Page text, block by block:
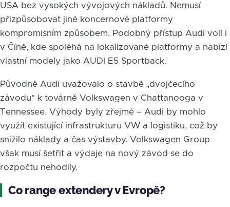
USA bez vysokých vývojových nákladů. Nemusí
přizpůsobovat jiné koncernové platformy
kompromisním způsobem. Podobný přístup Audi volí i
v Číně, kde spoléhá na lokalizované platformy a nabízí
vlastní modely jako AUDI E5 Sportback.
Původně Audi uvažovalo o stavbě „dvojčecího
závodu" k továrně Volkswagen v Chattanooga v
Tennessee. Výhody byly zřejmé – Audi by mohlo
využít existující infrastrukturu VW a logistiku, což by
snížilo náklady a čas výstavby. Volkswagen Group
však musí šetřit a výdaje na nový závod se do
rozpočtu nehodily.
Co range extendery v Evropě?